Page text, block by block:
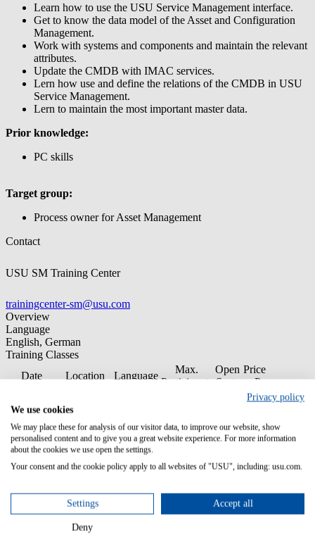
Learn how to use the USU Service Management interface.
Get to know the data model of the Asset and Configuration
Management.
Work with systems and components and maintain the relevant
attributes.
Update the CMDB with IMAC services.
Lern how use and define the relations of the CMDB in USU
Service Management.
Lern to maintain the most important master data.
Prior knowledge:
PC skills
Target group:
Process owner for Asset Management
Contact
USU SM Training Center
trainingcenter-sm@usu.com
Overview
Language
English, German
Training Classes
Date
Location Language
Max.
Participants
Open
Seats
Price
p.P.
November
2026
Classroom
(Germany)
900
USU GmbH
Privacy policy
We use cookies
We may place these for analysis of our visitor data, to improve our website, show
personalised content and to give you a great website experience. For more information
about the cookies we use open the settings.
Your consent and the cookie policy apply to all websites of "USU", including: usu.com.
Settings Accept all
Deny